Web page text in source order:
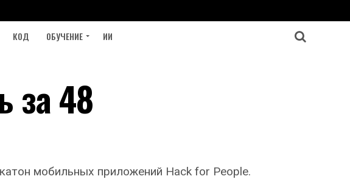
КОД ОБУЧЕНИЕ ИИ
за 48
мобильных приложений Hack for People.